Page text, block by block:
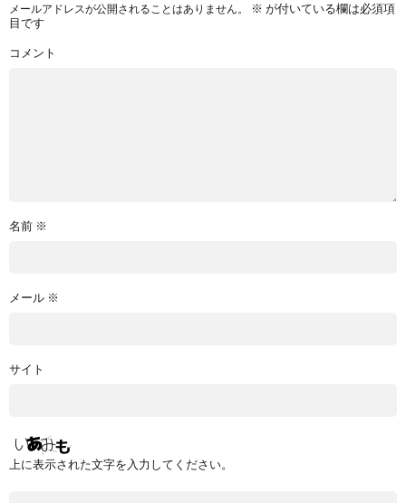
メールアドレスが公開されることはありません。 ※ が付いている欄は必須項
目です
コメント
名前 ※
メール ※
サイト
上に表示された文字を入力してください。